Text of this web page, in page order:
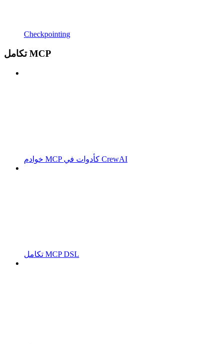
Checkpointing
تكامل MCP
خوادم MCP كأدوات في CrewAI
تكامل MCP DSL